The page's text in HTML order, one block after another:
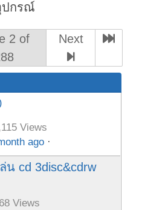
ปกรณ์
2 of
Next
Views
ago ·
น cd 3disc&cdrw
Views